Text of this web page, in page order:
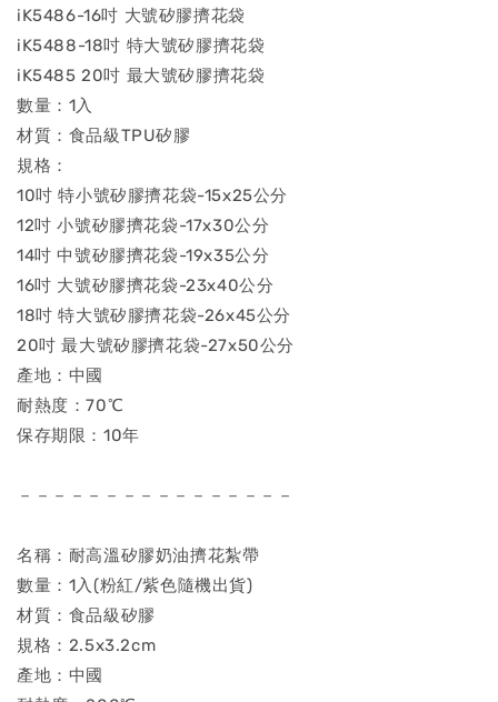
iK5486-16吋 大號矽膠擠花袋
iK5488-18吋 特大號矽膠擠花袋
iK5485 20吋 最大號矽膠擠花袋
數量：1入
材質：食品級TPU矽膠
規格：
10吋 特小號矽膠擠花袋-15x25公分
12吋 小號矽膠擠花袋-17x30公分
14吋 中號矽膠擠花袋-19x35公分
16吋 大號矽膠擠花袋-23x40公分
18吋 特大號矽膠擠花袋-26x45公分
20吋 最大號矽膠擠花袋-27x50公分
產地：中國
耐熱度：70℃
保存期限：10年
－－－－－－－－－－－－－－－－
名稱：耐高溫矽膠奶油擠花紮帶
數量：1入(粉紅/紫色隨機出貨)
材質：食品級矽膠
規格：2.5x3.2cm
產地：中國